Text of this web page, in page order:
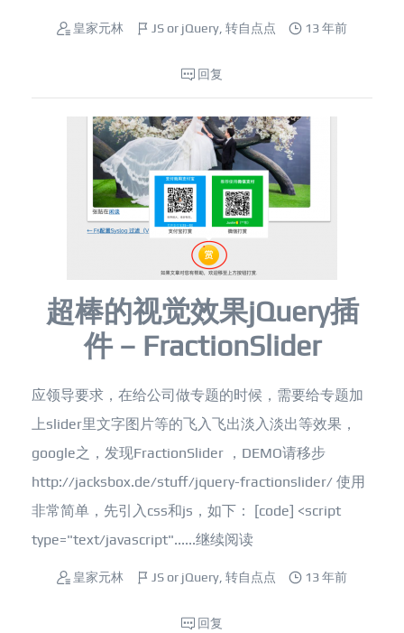
皇家元林 JS or jQuery ,转自点点 13 年前
回复
超棒的视觉效果jQuery插
件 – FractionSlider
应领导要求，在给公司做专题的时候，需要给专题加
上slider里文字图片等的飞入飞出淡入淡出等效果，
google之，发现FractionSlider ，DEMO请移步
http://jacksbox.de/stuff/jquery-fractionslider/ 使用
非常简单，先引入css和js，如下： [code] <script
type="text/javascript"......继续阅读
皇家元林 JS or jQuery ,转自点点 13 年前
回复